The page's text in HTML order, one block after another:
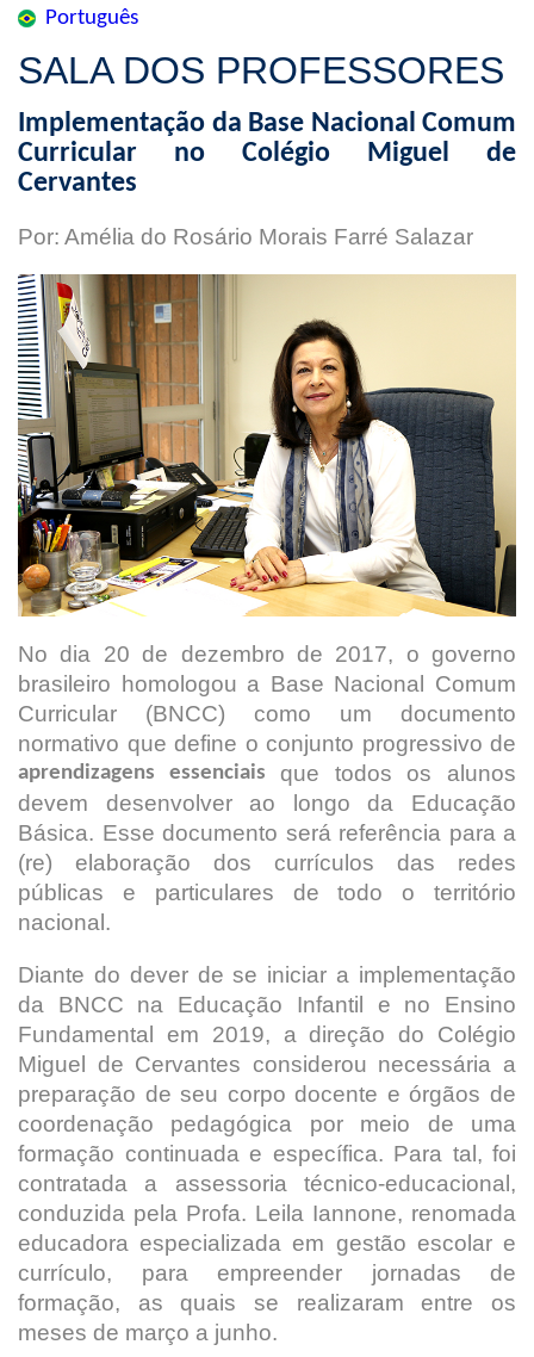
Português
SALA DOS PROFESSORES
Implementação da Base Nacional Comum
Curricular no Colégio Miguel de
Cervantes
Por: Amélia do Rosário Morais Farré Salazar
No dia 20 de dezembro de 2017, o governo
brasileiro homologou a Base Nacional Comum
Curricular (BNCC) como um documento
normativo que define o conjunto progressivo de
aprendizagens essenciais que todos os alunos
devem desenvolver ao longo da Educação
Básica. Esse documento será referência para a
(re) elaboração dos currículos das redes
públicas e particulares de todo o território
nacional.
Diante do dever de se iniciar a implementação
da BNCC na Educação Infantil e no Ensino
Fundamental em 2019, a direção do Colégio
Miguel de Cervantes considerou necessária a
preparação de seu corpo docente e órgãos de
coordenação pedagógica por meio de uma
formação continuada e específica. Para tal, foi
contratada a assessoria técnico-educacional,
conduzida pela Profa. Leila Iannone, renomada
educadora especializada em gestão escolar e
currículo, para empreender jornadas de
formação, as quais se realizaram entre os
meses de março a junho.